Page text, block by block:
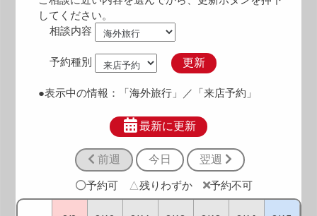
してください。
相談内容
予約種別 更新
●表示中の情報： 「海外旅行」 ／「来店予約」
最新に更新
前週 今日 翌週
予約可 △残りわずか 予約不可
8:30
10:30